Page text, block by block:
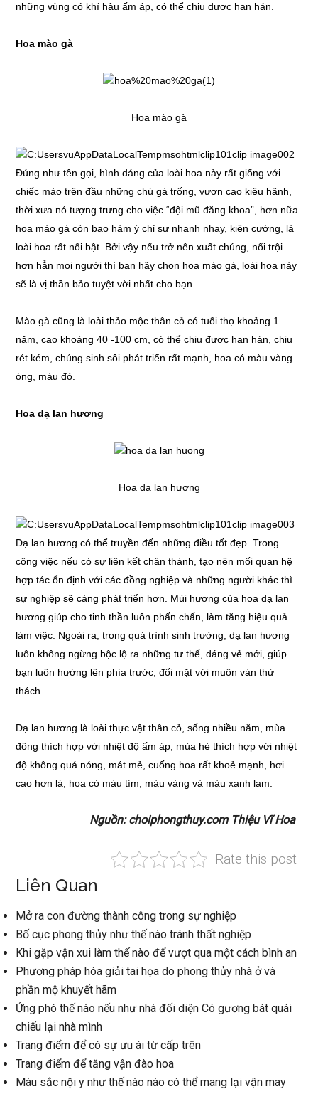
những vùng có khí hậu ấm áp, có thể chịu được hạn hán.
Hoa mào gà
Hoa mào gà
Đúng như tên gọi, hình dáng của loài hoa này rất giống với
chiếc mào trên đầu những chú gà trống, vươn cao kiêu hãnh,
thời xưa nó tượng trưng cho việc “đội mũ đăng khoa”, hơn nữa
hoa mào gà còn bao hàm ý chỉ sự nhanh nhạy, kiên cường, là
loài hoa rất nổi bật. Bởi vậy nếu trở nên xuất chúng, nổi trội
hơn hẳn mọi người thì bạn hãy chọn hoa mào gà, loài hoa này
sẽ là vị thần bảo tuyệt vời nhất cho bạn.
Mào gà cũng là loài thảo mộc thân cỏ có tuổi thọ khoảng 1
năm, cao khoảng 40 -100 cm, có thể chịu được hạn hán, chịu
rét kém, chúng sinh sôi phát triển rất mạnh, hoa có màu vàng
óng, màu đỏ.
Hoa dạ lan hương
Hoa dạ lan hương
Dạ lan hương có thể truyền đến những điều tốt đẹp. Trong
công việc nếu có sự liên kết chân thành, tạo nên mối quan hệ
hợp tác ổn định với các đồng nghiệp và những người khác thì
sự nghiệp sẽ càng phát triển hơn. Mùi hương của hoa dạ lan
hương giúp cho tinh thần luôn phấn chấn, làm tăng hiệu quả
làm việc. Ngoài ra, trong quá trình sinh trưởng, dạ lan hương
luôn không ngừng bộc lộ ra những tư thế, dáng vẻ mới, giúp
bạn luôn hướng lên phía trước, đối mặt với muôn vàn thử
thách.
Dạ lan hương là loài thực vật thân cỏ, sống nhiều năm, mùa
đông thích hợp với nhiệt độ ấm áp, mùa hè thích hợp với nhiệt
độ không quá nóng, mát mẻ, cuống hoa rất khoẻ mạnh, hơi
cao hơn lá, hoa có màu tím, màu vàng và màu xanh lam.
Nguồn: choiphongthuy.com Thiệu Vĩ Hoa
Rate this post
Liên Quan
Mở ra con đường thành công trong sự nghiệp
Bố cục phong thủy như thế nào tránh thất nghiệp
Khi gặp vận xui làm thế nào để vượt qua một cách bình an
Phương pháp hóa giải tai họa do phong thủy nhà ở và
phần mộ khuyết hãm
Ứng phó thế nào nếu như nhà đối diện Có gương bát quái
chiếu lại nhà mình
Trang điểm để có sự ưu ái từ cấp trên
Trang điểm để tăng vận đào hoa
Màu sắc nội y như thế nào nào có thể mang lại vận may